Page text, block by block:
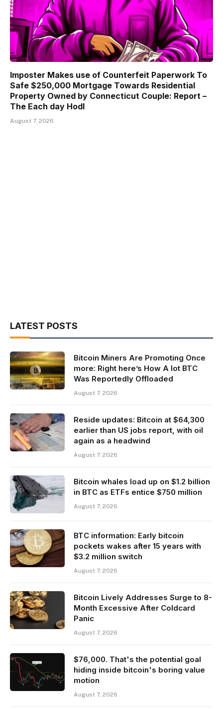
Imposter Makes use of Counterfeit Paperwork To
Safe $250,000 Mortgage Towards Residential
Property Owned by Connecticut Couple: Report –
The Each day Hodl
August 7, 2026
LATEST POSTS
Bitcoin Miners Are Promoting Once
more: Right here’s How A lot BTC
Was Reportedly Offloaded
August 7, 2026
Reside updates: Bitcoin at $64,300
earlier than US jobs report, with oil
again as a headwind
August 7, 2026
Bitcoin whales load up on $1.2 billion
in BTC as ETFs entice $750 million
August 7, 2026
BTC information: Early bitcoin
pockets wakes after 15 years with
$3.2 million switch
August 7, 2026
Bitcoin Lively Addresses Surge to 8-
Month Excessive After Coldcard
Panic
August 7, 2026
$76,000. That's the potential goal
hiding inside bitcoin's boring value
motion
August 7, 2026